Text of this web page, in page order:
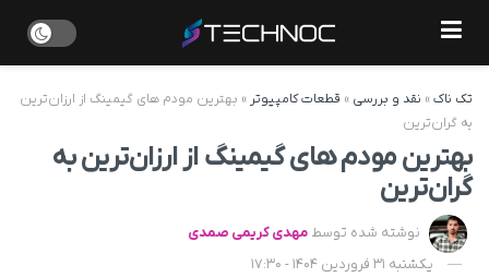
تک ناک» نقد و بررسی » قطعات کامپیوتر » بهترین مودم های گیمینگ از ارزان‌ترین
به گران‌ترین
بهترین مودم های گیمینگ از ارزان‌ترین به
گران‌ترین
نوشته شده توسط مهدی کریمی صمدی
یکشنبه 31 فروردین 1404 - 17:30